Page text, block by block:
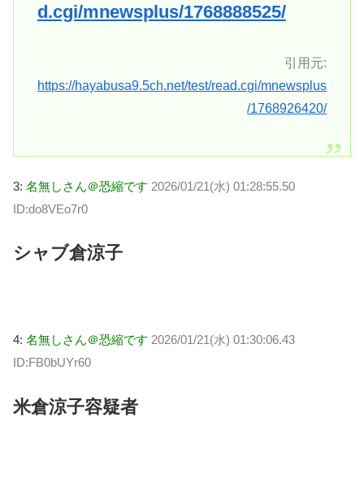
d.cgi/mnewsplus/1768888525/
引用元:
https://hayabusa9.5ch.net/test/read.cgi/mnewsplus
/1768926420/
3: 名無しさん＠恐縮です 2026/01/21(水) 01:28:55.50
ID:do8VEo7r0
シャブ倉涼子
4: 名無しさん＠恐縮です 2026/01/21(水) 01:30:06.43
ID:FB0bUYr60
米倉涼子容疑者